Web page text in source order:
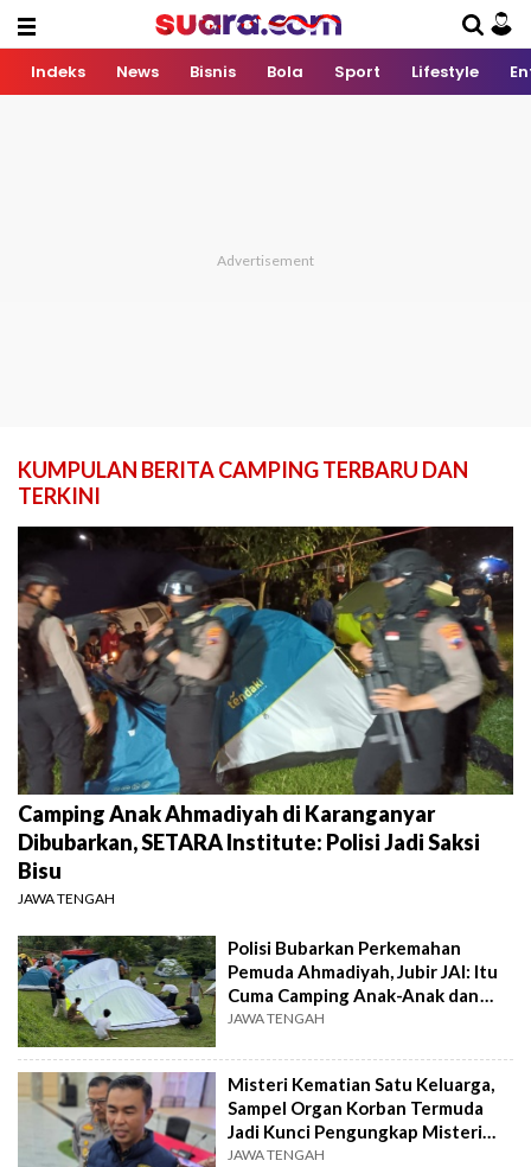
Indeks News Bisnis Bola Sport Lifestyle
KUMPULAN BERITA CAMPING TERBARU DAN
TERKINI
Camping Anak Ahmadiyah di Karanganyar
Dibubarkan, SETARA Institute: Polisi Jadi Saksi
Bisu
JAWA TENGAH
Polisi Bubarkan Perkemahan
Pemuda Ahmadiyah, Jubir JAI: Itu
Cuma Camping Anak-Anak dan
Olahraga
JAWA TENGAH
Misteri Kematian Satu Keluarga,
Sampel Organ Korban Termuda
Jadi Kunci Pengungkap Misteri
Kledung
JAWA TENGAH